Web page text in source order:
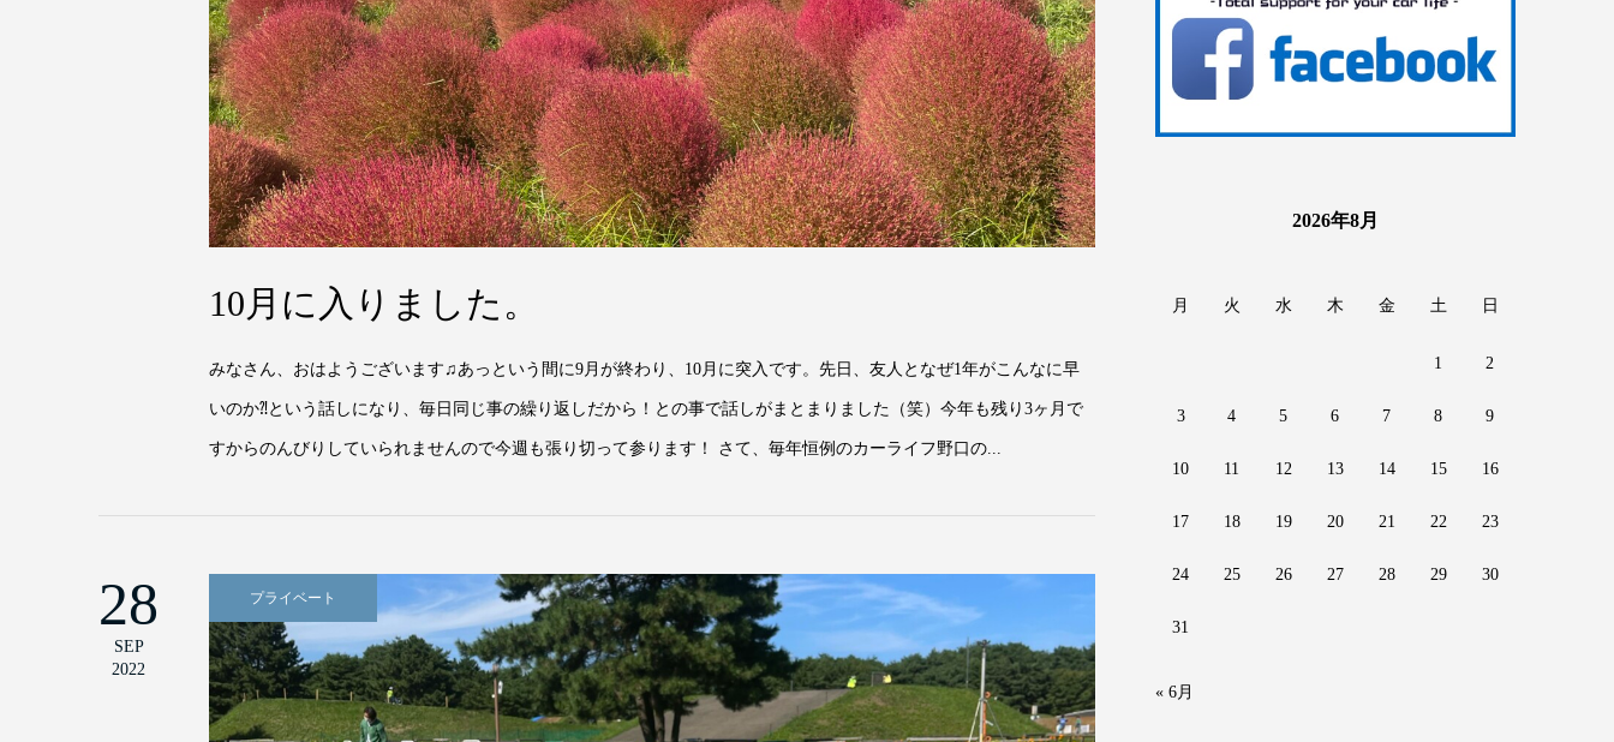
10月に入りました。
みなさん、おはようございます♫あっという間に9月が終わり、10月に突入です。先日、友人となぜ1年がこんなに早
いのか⁈という話しになり、毎日同じ事の繰り返しだから！との事で話しがまとまりました（笑）今年も残り3ヶ月で
すからのんびりしていられませんので今週も張り切って参ります！ さて、毎年恒例のカーライフ野口の...
28
SEP
2022
プライベート
2026年8月
月 火 水 木 金 土 日
1 2
3 4 5 6 7 8 9
10 11 12 13 14 15 16
17 18 19 20 21 22 23
24 25 26 27 28 29 30
31
« 6月